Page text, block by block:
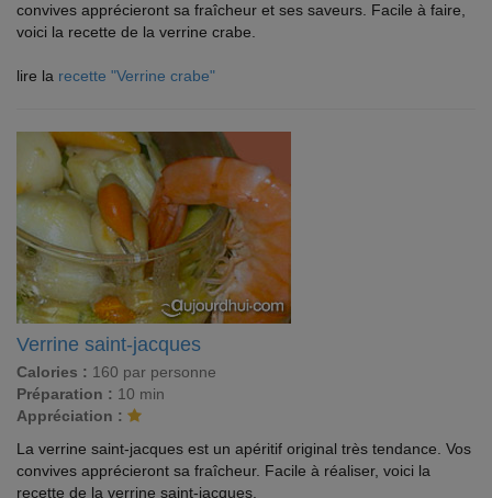
convives apprécieront sa fraîcheur et ses saveurs. Facile à faire,
voici la recette de la verrine crabe.
lire la recette "Verrine crabe"
Verrine saint-jacques
Calories : 160 par personne
Préparation : 10 min
Appréciation :
La verrine saint-jacques est un apéritif original très tendance. Vos
convives apprécieront sa fraîcheur. Facile à réaliser, voici la
recette de la verrine saint-jacques.